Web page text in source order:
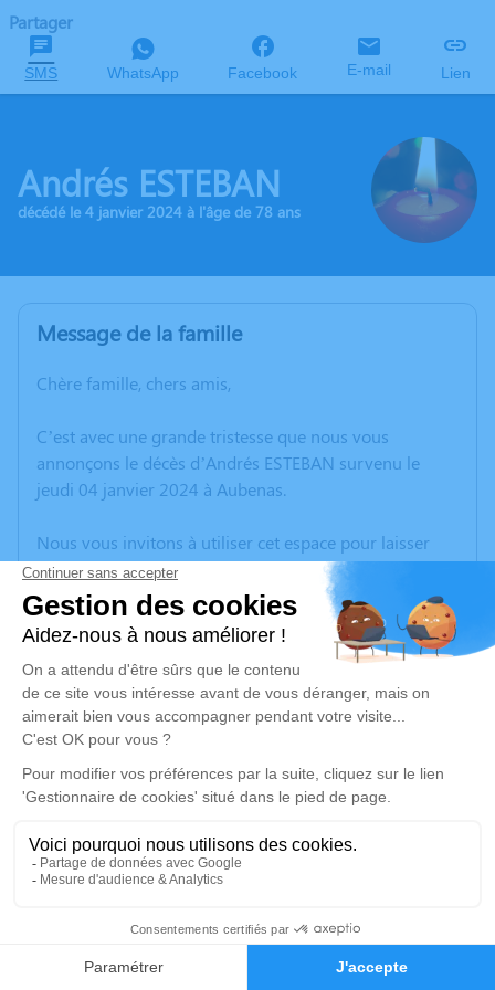
Faire-part Hommages
Partager
SMS WhatsApp Facebook E-mail Lien
Andrés ESTEBAN
décédé le 4 janvier 2024 à l'âge de 78 ans
Message de la famille
Chère famille, chers amis,
C’est avec une grande tristesse que nous vous
annonçons le décès d’Andrés ESTEBAN survenu le
jeudi 04 janvier 2024 à Aubenas.
Nous vous invitons à utiliser cet espace pour laisser
vos condoléances, partager des photos souvenirs, une
anecdote ou exprimer vos pensées à travers des
poèmes ou des textes. Cet endroit est un lieu
d'expression dédié à honorer la mémoire d’Andrés
ESTEBAN.
Un service de plantation d’arbre hommage est
disponible ici.
Je rends hommage
Cérémonie religieuse
Crématorium de Lavilledieu
220, Chemin des Persèdes